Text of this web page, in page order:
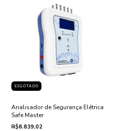
ESGOTADO
Analisador de Segurança Elétrica
Safe Master
R$6.839,02